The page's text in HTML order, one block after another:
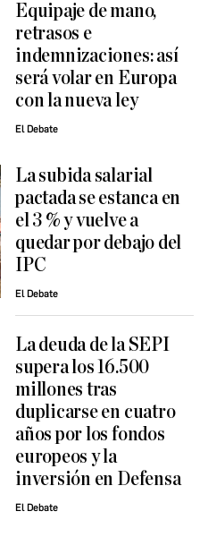
Equipaje de mano,
retrasos e
indemnizaciones: así
será volar en Europa
con la nueva ley
El Debate
La subida salarial
pactada se estanca en
el 3 % y vuelve a
quedar por debajo del
IPC
El Debate
La deuda de la SEPI
supera los 16.500
millones tras
duplicarse en cuatro
años por los fondos
europeos y la
inversión en Defensa
El Debate